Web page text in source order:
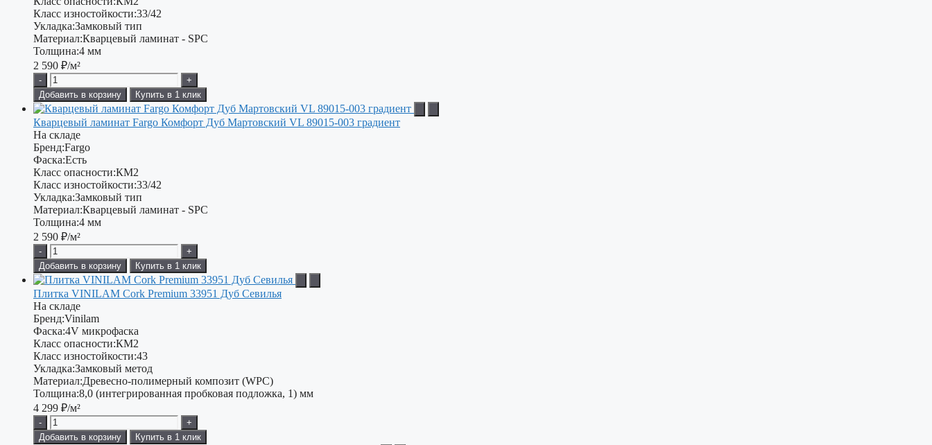
Класс изностойкости:33/42
Укладка:Замковый тип
Материал:Кварцевый ламинат - SPC
Толщина:4 мм
2 590 ₽/м²
-
+
Добавить в корзину
Купить в 1 клик
Кварцевый ламинат Fargo Комфорт Дуб Мартовский VL 89015-003 градиент
На складе
Бренд:Fargo
Фаска:Есть
Класс опасности:КМ2
Класс изностойкости:33/42
Укладка:Замковый тип
Материал:Кварцевый ламинат - SPC
Толщина:4 мм
2 590 ₽/м²
-
+
Добавить в корзину
Купить в 1 клик
Плитка VINILAM Cork Premium 33951 Дуб Севилья
На складе
Бренд:Vinilam
Фаска:4V микрофаска
Класс опасности:КМ2
Класс изностойкости:43
Укладка:Замковый метод
Материал:Древесно-полимерный композит (WPC)
Толщина:8,0 (интегрированная пробковая подложка, 1) мм
4 299 ₽/м²
-
+
Добавить в корзину
Купить в 1 клик